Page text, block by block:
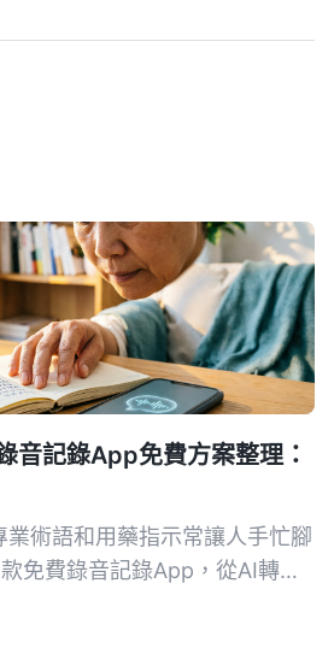
音記錄App免費方案整理：
術語和用藥指示常讓人手忙腳
免費錄音記錄App，從AI轉文